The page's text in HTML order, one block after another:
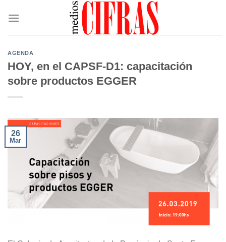
AGENDA
HOY, en el CAPSF-D1: capacitación
sobre productos EGGER
26
Mar